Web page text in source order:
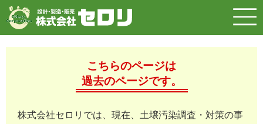
こちらのページは
過去のページです。
株式会社セロリでは、現在、土壌汚染調査・対策の事